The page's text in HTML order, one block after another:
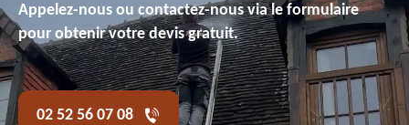
Appelez-nous ou contactez-nous via le formulaire
pour obtenir votre devis gratuit.
02 52 56 07 08